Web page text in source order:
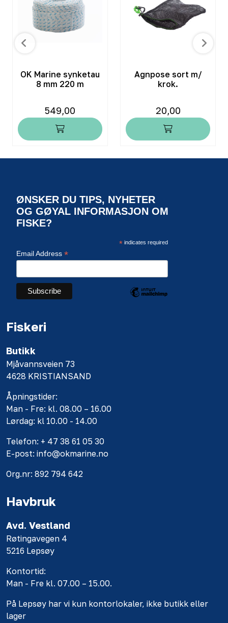
OK Marine synketau
8 mm 220 m
549,00
Agnpose sort m/
krok.
20,00
ØNSKER DU TIPS, NYHETER
OG GØYAL INFORMASJON OM
FISKE?
*indicates required
Email Address *
Fiskeri
Butikk
Mjåvannsveien 73
4628 KRISTIANSAND
Åpningstider:
Man - Fre: kl. 08.00 – 16.00
Lørdag: kl 10.00 - 14.00
Telefon: + 47 38 61 05 30
E-post: info@okmarine.no
Org.nr: 892 794 642
Havbruk
Avd. Vestland
Røtingavegen 4
5216 Lepsøy
Kontortid:
Man - Fre kl. 07.00 – 15.00.
På Lepsøy har vi kun kontorlokaler, ikke butikk eller
lager